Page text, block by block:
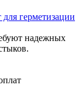
герметизации
надежных